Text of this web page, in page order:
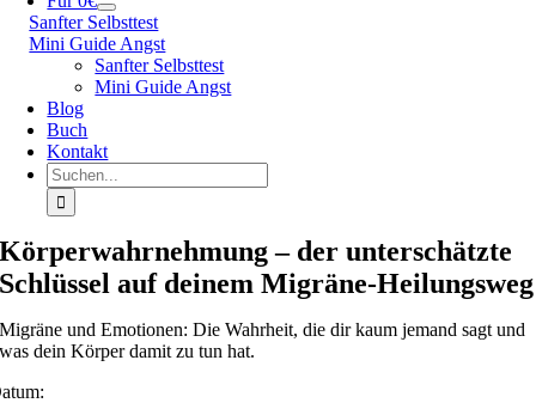
Sanfter Selbsttest
Mini Guide Angst
Sanfter Selbsttest
Mini Guide Angst
Blog
Buch
Kontakt
Suche
nach:
Körperwahrnehmung – der unterschätzte
Schlüssel auf deinem Migräne-Heilungsweg
Migräne und Emotionen: Die Wahrheit, die dir kaum jemand sagt und
was dein Körper damit zu tun hat.